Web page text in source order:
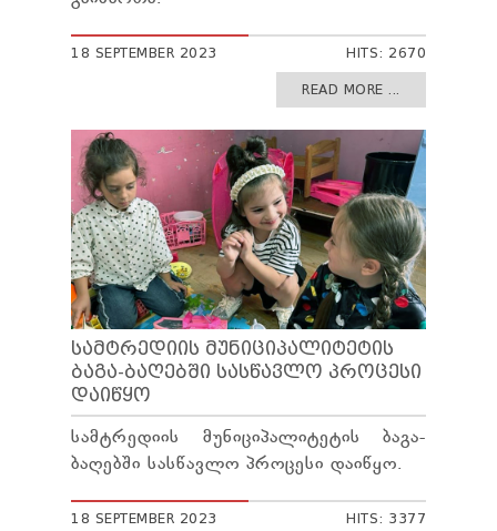
TENDERS
REPORT TO BE SUBMITTED TO PRESIDENT AND
PARLIAMENT
LEGAL DECISIONS
APPEAL RULES
18 SEPTEMBER 2023 HITS: 2670
READ MORE ...
ᲡᲐᲛᲢᲠᲔᲓᲘᲘᲡ ᲛᲣᲜᲘᲪᲘᲞᲐᲚᲘᲢᲔᲢᲘᲡ
ᲑᲐᲒᲐ-ᲑᲐᲦᲔᲑᲨᲘ ᲡᲐᲡᲬᲐᲕᲚᲝ ᲞᲠᲝᲪᲔᲡᲘ
ᲓᲐᲘᲬᲧᲝ
სამტრედიის მუნიციპალიტეტის ბაგა-
ბაღებში სასწავლო პროცესი დაიწყო.
18 SEPTEMBER 2023 HITS: 3377